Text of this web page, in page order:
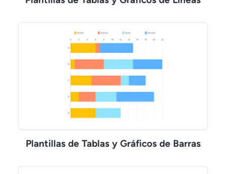
Plantillas de Tablas y Gráficos de Barras